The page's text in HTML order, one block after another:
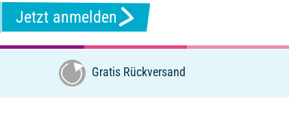
Jetzt anmelden
Gratis Rückversand